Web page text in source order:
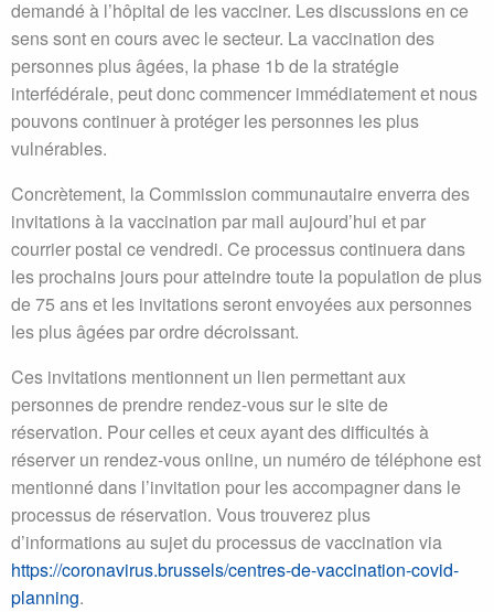
demandé à l’hôpital de les vacciner. Les discussions en ce
sens sont en cours avec le secteur. La vaccination des
personnes plus âgées, la phase 1b de la stratégie
interfédérale, peut donc commencer immédiatement et nous
pouvons continuer à protéger les personnes les plus
vulnérables.
Concrètement, la Commission communautaire enverra des
invitations à la vaccination par mail aujourd’hui et par
courrier postal ce vendredi. Ce processus continuera dans
les prochains jours pour atteindre toute la population de plus
de 75 ans et les invitations seront envoyées aux personnes
les plus âgées par ordre décroissant.
Ces invitations mentionnent un lien permettant aux
personnes de prendre rendez-vous sur le site de
réservation. Pour celles et ceux ayant des difficultés à
réserver un rendez-vous online, un numéro de téléphone est
mentionné dans l’invitation pour les accompagner dans le
processus de réservation. Vous trouverez plus
d’informations au sujet du processus de vaccination via
https://coronavirus.brussels/centres-de-vaccination-covid-
planning.